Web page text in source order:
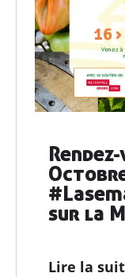
sur la
Lire la